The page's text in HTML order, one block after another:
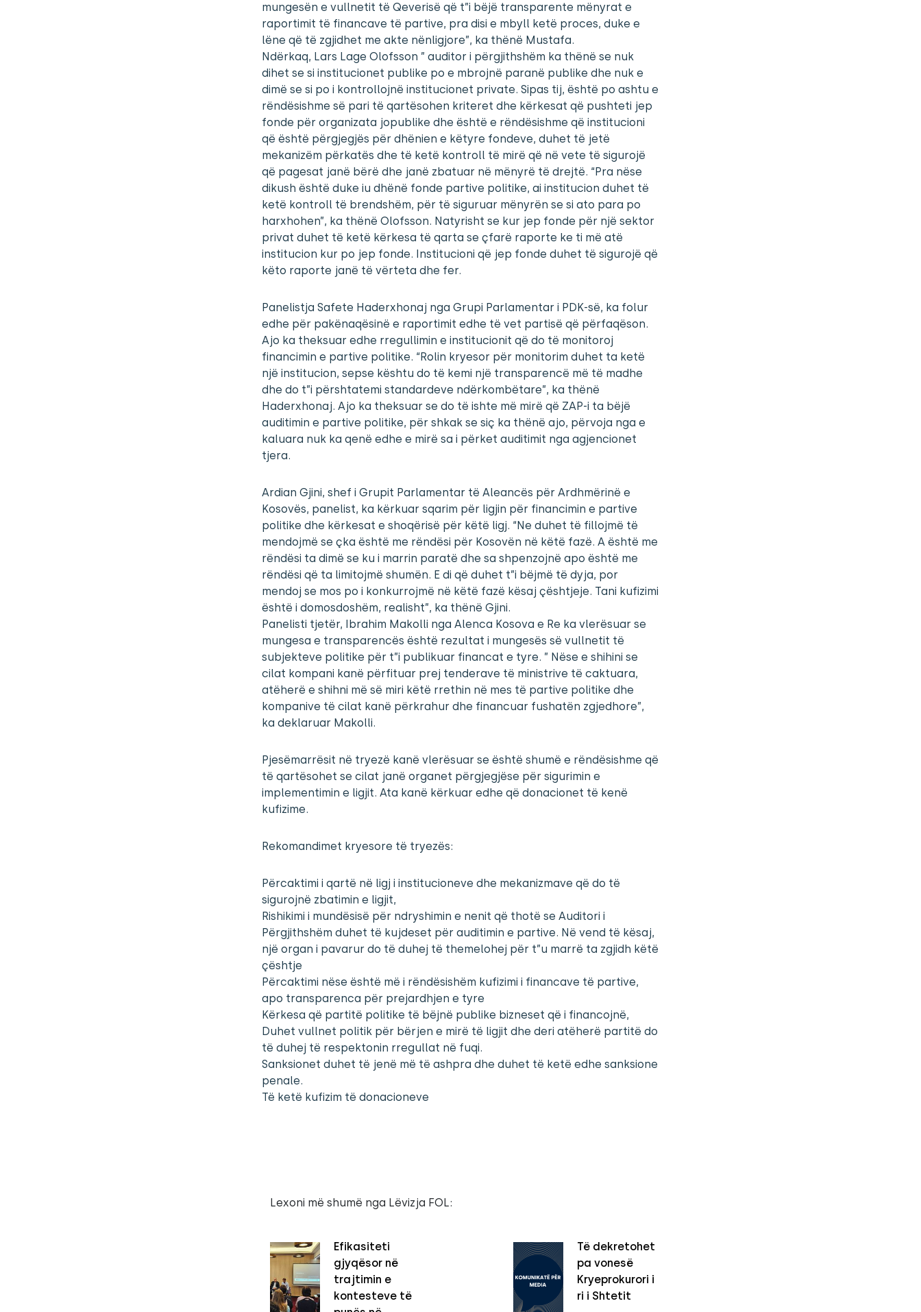
mungesën e vullnetit të Qeverisë që t”i bëjë transparente mënyrat e
raportimit të financave të partive, pra disi e mbyll ketë proces, duke e
lëne që të zgjidhet me akte nënligjore”, ka thënë Mustafa.
Ndërkaq, Lars Lage Olofsson ” auditor i përgjithshëm ka thënë se nuk
dihet se si institucionet publike po e mbrojnë paranë publike dhe nuk e
dimë se si po i kontrollojnë institucionet private. Sipas tij, është po ashtu e
rëndësishme së pari të qartësohen kriteret dhe kërkesat që pushteti jep
fonde për organizata jopublike dhe është e rëndësishme që institucioni
që është përgjegjës për dhënien e këtyre fondeve, duhet të jetë
mekanizëm përkatës dhe të ketë kontroll të mirë që në vete të sigurojë
që pagesat janë bërë dhe janë zbatuar në mënyrë të drejtë. “Pra nëse
dikush është duke iu dhënë fonde partive politike, ai institucion duhet të
ketë kontroll të brendshëm, për të siguruar mënyrën se si ato para po
harxhohen”, ka thënë Olofsson. Natyrisht se kur jep fonde për një sektor
privat duhet të ketë kërkesa të qarta se çfarë raporte ke ti më atë
institucion kur po jep fonde. Institucioni që jep fonde duhet të sigurojë që
këto raporte janë të vërteta dhe fer.
Panelistja Safete Haderxhonaj nga Grupi Parlamentar i PDK-së, ka folur
edhe për pakënaqësinë e raportimit edhe të vet partisë që përfaqëson.
Ajo ka theksuar edhe rregullimin e institucionit që do të monitoroj
financimin e partive politike. “Rolin kryesor për monitorim duhet ta ketë
një institucion, sepse kështu do të kemi një transparencë më të madhe
dhe do t”i përshtatemi standardeve ndërkombëtare”, ka thënë
Haderxhonaj. Ajo ka theksuar se do të ishte më mirë që ZAP-i ta bëjë
auditimin e partive politike, për shkak se siç ka thënë ajo, përvoja nga e
kaluara nuk ka qenë edhe e mirë sa i përket auditimit nga agjencionet
tjera.
Ardian Gjini, shef i Grupit Parlamentar të Aleancës për Ardhmërinë e
Kosovës, panelist, ka kërkuar sqarim për ligjin për financimin e partive
politike dhe kërkesat e shoqërisë për këtë ligj. “Ne duhet të fillojmë të
mendojmë se çka është me rëndësi për Kosovën në këtë fazë. A është me
rëndësi ta dimë se ku i marrin paratë dhe sa shpenzojnë apo është me
rëndësi që ta limitojmë shumën. E di që duhet t”i bëjmë të dyja, por
mendoj se mos po i konkurrojmë në këtë fazë kësaj çështjeje. Tani kufizimi
është i domosdoshëm, realisht”, ka thënë Gjini.
Panelisti tjetër, Ibrahim Makolli nga Alenca Kosova e Re ka vlerësuar se
mungesa e transparencës është rezultat i mungesës së vullnetit të
subjekteve politike për t”i publikuar financat e tyre. ” Nëse e shihini se
cilat kompani kanë përfituar prej tenderave të ministrive të caktuara,
atëherë e shihni më së miri këtë rrethin në mes të partive politike dhe
kompanive të cilat kanë përkrahur dhe financuar fushatën zgjedhore”,
ka deklaruar Makolli.
Pjesëmarrësit në tryezë kanë vlerësuar se është shumë e rëndësishme që
të qartësohet se cilat janë organet përgjegjëse për sigurimin e
implementimin e ligjit. Ata kanë kërkuar edhe që donacionet të kenë
kufizime.
Rekomandimet kryesore të tryezës:
Përcaktimi i qartë në ligj i institucioneve dhe mekanizmave që do të
sigurojnë zbatimin e ligjit,
Rishikimi i mundësisë për ndryshimin e nenit që thotë se Auditori i
Përgjithshëm duhet të kujdeset për auditimin e partive. Në vend të kësaj,
një organ i pavarur do të duhej të themelohej për t”u marrë ta zgjidh këtë
çështje
Përcaktimi nëse është më i rëndësishëm kufizimi i financave të partive,
apo transparenca për prejardhjen e tyre
Kërkesa që partitë politike të bëjnë publike bizneset që i financojnë,
Duhet vullnet politik për bërjen e mirë të ligjit dhe deri atëherë partitë do
të duhej të respektonin rregullat në fuqi.
Sanksionet duhet të jenë më të ashpra dhe duhet të ketë edhe sanksione
penale.
Të ketë kufizim të donacioneve
Lexoni më shumë nga Lëvizja FOL:
Efikasiteti
gjyqësor në
trajtimin e
kontesteve të
Të dekretohet
pa vonesë
Kryeprokurori i
ri i Shtetit